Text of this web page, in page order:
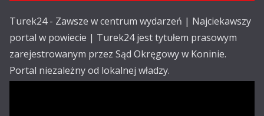
Turek24 - Zawsze w centrum wydarzeń | Najciekawszy
portal w powiecie | Turek24 jest tytułem prasowym
zarejestrowanym przez Sąd Okręgowy w Koninie.
Portal niezależny od lokalnej władzy.